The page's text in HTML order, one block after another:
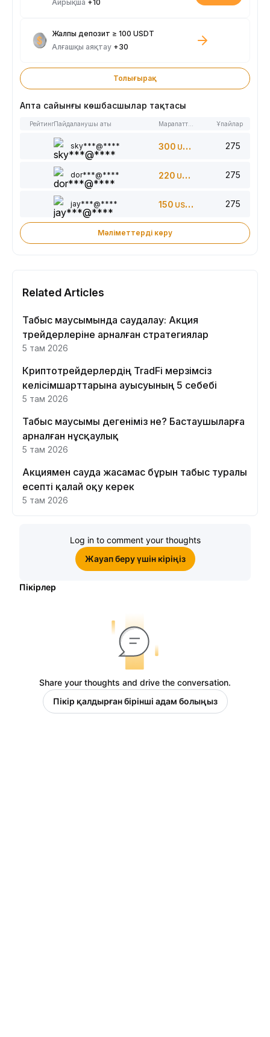
Айрықша +10
Жалпы депозит ≥ 100 USDT
Алғашқы аяқтау +30
Толығырақ
Апта сайынғы көшбасшылар тақтасы
РейтингПайдаланушы аты Ұпайлар
sky***@**** 300 USDT 275
dor***@**** 220 USDT 275
jay***@**** 150 USDT 275
Мәліметтерді көру
Related Articles
Табыс маусымында саудалау: Акция
трейдерлеріне арналған стратегиялар
5 там 2026
Криптотрейдерлердің TradFi мерзімсіз
келісімшарттарына ауысуының 5 себебі
5 там 2026
Табыс маусымы дегеніміз не? Бастаушыларға
арналған нұсқаулық
5 там 2026
Акциямен сауда жасамас бұрын табыс туралы
есепті қалай оқу керек
5 там 2026
Log in to comment your thoughts
Жауап беру үшін кіріңіз
Пікірлер
Share your thoughts and drive the conversation.
Пікір қалдырған бірінші адам болыңыз